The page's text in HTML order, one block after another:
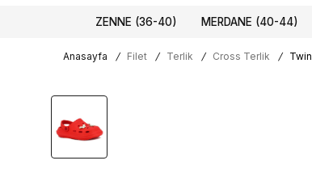
ZENNE (36-40) MERDANE (40-44)
Anasayfa / Filet / Terlik / Cross Terlik /